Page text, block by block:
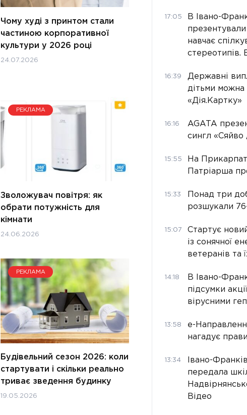
Чому худі з принтом стали
частиною корпоративної
культури у 2026 році
24.07.2026
РЕКЛАМА
Зволожувач повітря: як
обрати потужність для
кімнати
24.06.2026
РЕКЛАМА
Будівельний сезон 2026: коли
стартувати і скільки реально
триває зведення будинку
19.05.2026
17:05
В Івано-
навчає
стереотипів.
16:39
Державні
дітьми можна
«Дія.Картку»
16:16
AGATA
сингл «Сяйво
15:55
На
Патріарша
15:33
Понад три
розшукали
15:07
Стартує
із сонячної
ветеранів та
14:18
В Івано-
підсумки
вірусними
13:58
е-
нагадує
13:34
Івано-
передала
Відео